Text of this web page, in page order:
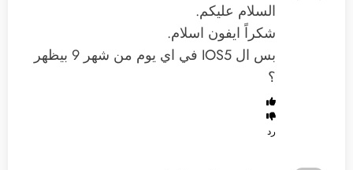
السلام عليكم.
شكراً ايفون اسلام.
بس ال IOS5 في اي يوم من شهر 9 بيظهر
؟
رد